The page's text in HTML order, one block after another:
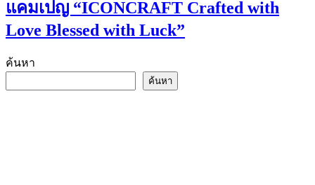
แคมเปญ “ICONCRAFT Crafted with
Love Blessed with Luck”
ค้นหา
ค้นหา